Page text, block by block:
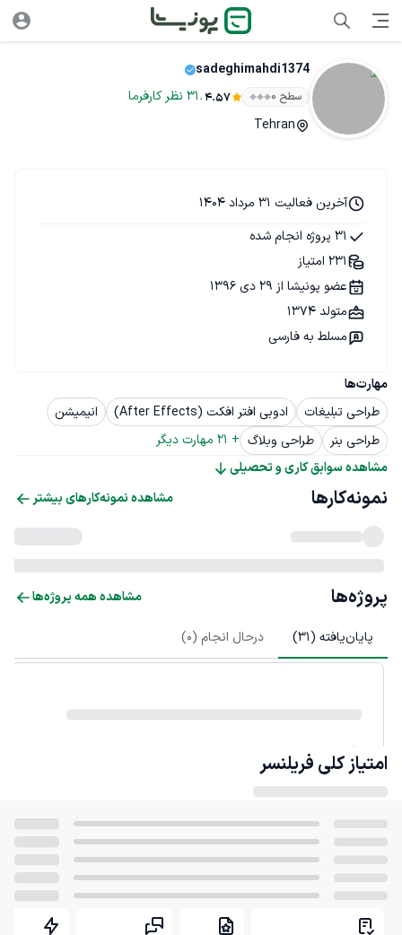
sadeghimahdi1374
سطح ۰ 4.57
.
31 نظر کارفرما
Tehran
مهارت‌ها
طراحی تبلیغات
ادوبی افتر افکت (After Effects)
انیمیشن
طراحی بنر
طراحی وبلاگ +
21 مهارت دیگر
مشاهده سوابق کاری و تحصیلی
آخرین فعالیت 31 مرداد 1404
31 پروژه انجام شده
231 امتیاز
عضو پونیشا از 29 دی 1396
متولد 1374
مسلط به فارسی
نمونه‌کارها مشاهده نمونه‌کارهای بیشتر
پروژه‌ها مشاهده همه پروژه‌ها
پایان‌یافته (31
) درحال انجام (0
)
امتیاز کلی فریلنسر